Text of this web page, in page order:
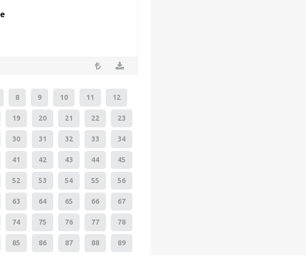
8 9 10 11 12
19 20 21 22 23
30 31 32 33 34
41 42 43 44 45
52 53 54 55 56
63 64 65 66 67
74 75 76 77 78
85 86 87 88 89